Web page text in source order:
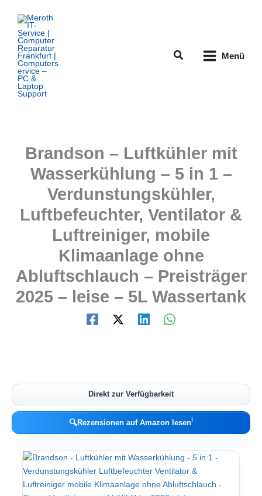
Inhalt
springen
Suchen Menü
Brandson – Luftkühler mit
Wasserkühlung – 5 in 1 –
Verdunstungskühler,
Luftbefeuchter, Ventilator &
Luftreiniger, mobile
Klimaanlage ohne
Abluftschlauch – Preisträger
2025 – leise – 5L Wassertank
Direkt zur Verfügbarkeit
🔍Rezensionen auf Amazon lesenℹ︎